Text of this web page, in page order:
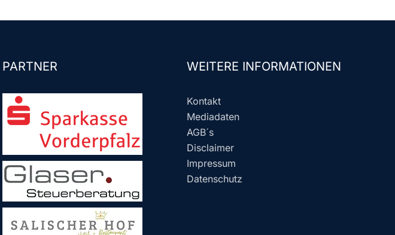
PARTNER WEITERE INFORMATIONEN
Kontakt
Mediadaten
AGB´s
Disclaimer
Impressum
Datenschutz